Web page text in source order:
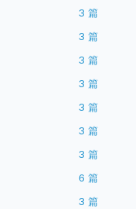
3 篇
3 篇
3 篇
3 篇
3 篇
3 篇
3 篇
6 篇
3 篇